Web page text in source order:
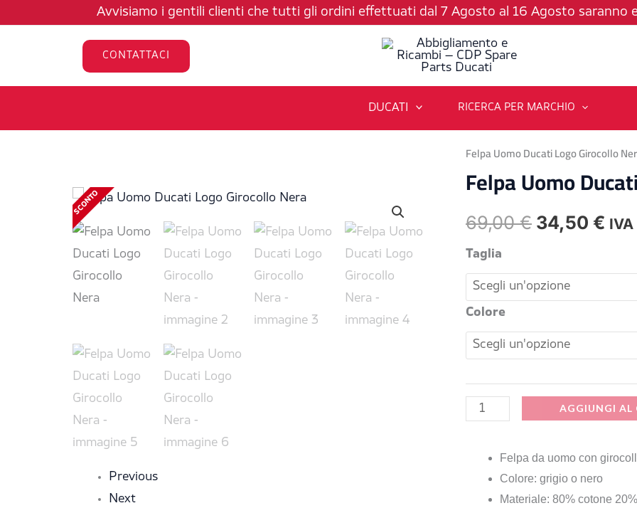
Avvisiamo i gentili clienti che tutti gli ordini effettuati dal 7 Agosto al 16 Agosto saranno
CONTATTACI
DUCATI RICERCA PER MARCHIO
SCONTO
Previous
Next
Felpa Uomo Ducati Logo Girocollo
Felpa Uomo
69,00€ Il
originale
69,00 €.
34,50 € Il
Taglia
Colore
Felpa
Uomo
Logo
Girocollo
Nera
quantità
AGGIUNGI AL
Felpa da uomo con
Colore: grigio o nero
Materiale: 80% cotone